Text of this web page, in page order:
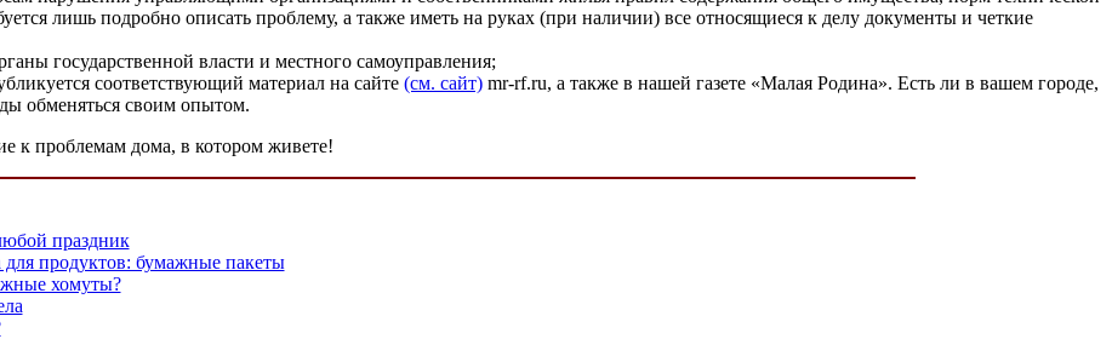
лишь подробно описать проблему, а также иметь на руках (при наличии) все относящиеся к делу документы и четкие
государственной власти и местного самоуправления;
соответствующий материал на сайте (см. сайт) mr-rf.ru, а также в нашей газете «Малая Родина». Есть ли в вашем городе,
обменяться своим опытом.
к проблемам дома, в котором живете!
праздник
для продуктов: бумажные пакеты
хомуты?